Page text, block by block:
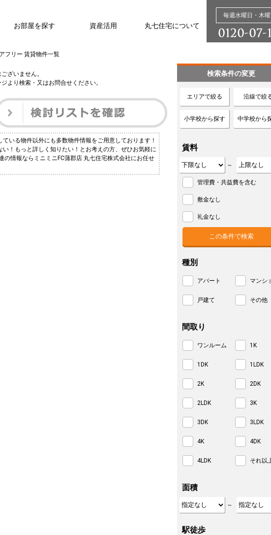
お部屋を探す 資産活用 丸七住宅について
毎週水曜日・木
フリー 賃貸物件一覧
ざいません。
より検索・又はお問合せください。
いる物件以外にも多数物件情報をご用意しております！
！もっと詳しく知りたい！とお考えの方、ぜひお気軽に
情報ならミニミニFC蒲郡店 丸七住宅株式会社にお任せ
検索条件の変更
エリアで絞る 沿線で絞
小学校から探す 中学校から
賃料
～
管理費・共益費を含む
敷金なし
礼金なし
種別
アパート マンシ
戸建て その他
間取り
ワンルーム 1K
1DK 1LDK
2K 2DK
2LDK 3K
3DK 3LDK
4K 4DK
4LDK それ以
面積
～
駅徒歩